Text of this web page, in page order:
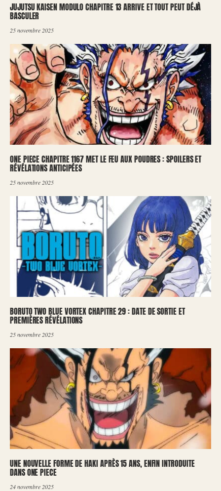
JUJUTSU KAISEN MODULO CHAPITRE 13 ARRIVE ET TOUT PEUT DÉJÀ
BASCULER
25 novembre 2025
ONE PIECE CHAPITRE 1167 MET LE FEU AUX POUDRES : SPOILERS ET
RÉVÉLATIONS ANTICIPÉES
25 novembre 2025
BORUTO TWO BLUE VORTEX CHAPITRE 29 : DATE DE SORTIE ET
PREMIÈRES RÉVÉLATIONS
25 novembre 2025
UNE NOUVELLE FORME DE HAKI APRÈS 15 ANS, ENFIN INTRODUITE
DANS ONE PIECE
24 novembre 2025